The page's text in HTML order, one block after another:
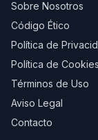
Sobre Nosotros
Código Ético
Política de
Política de Cookies
Términos de Uso
Aviso Legal
Contacto